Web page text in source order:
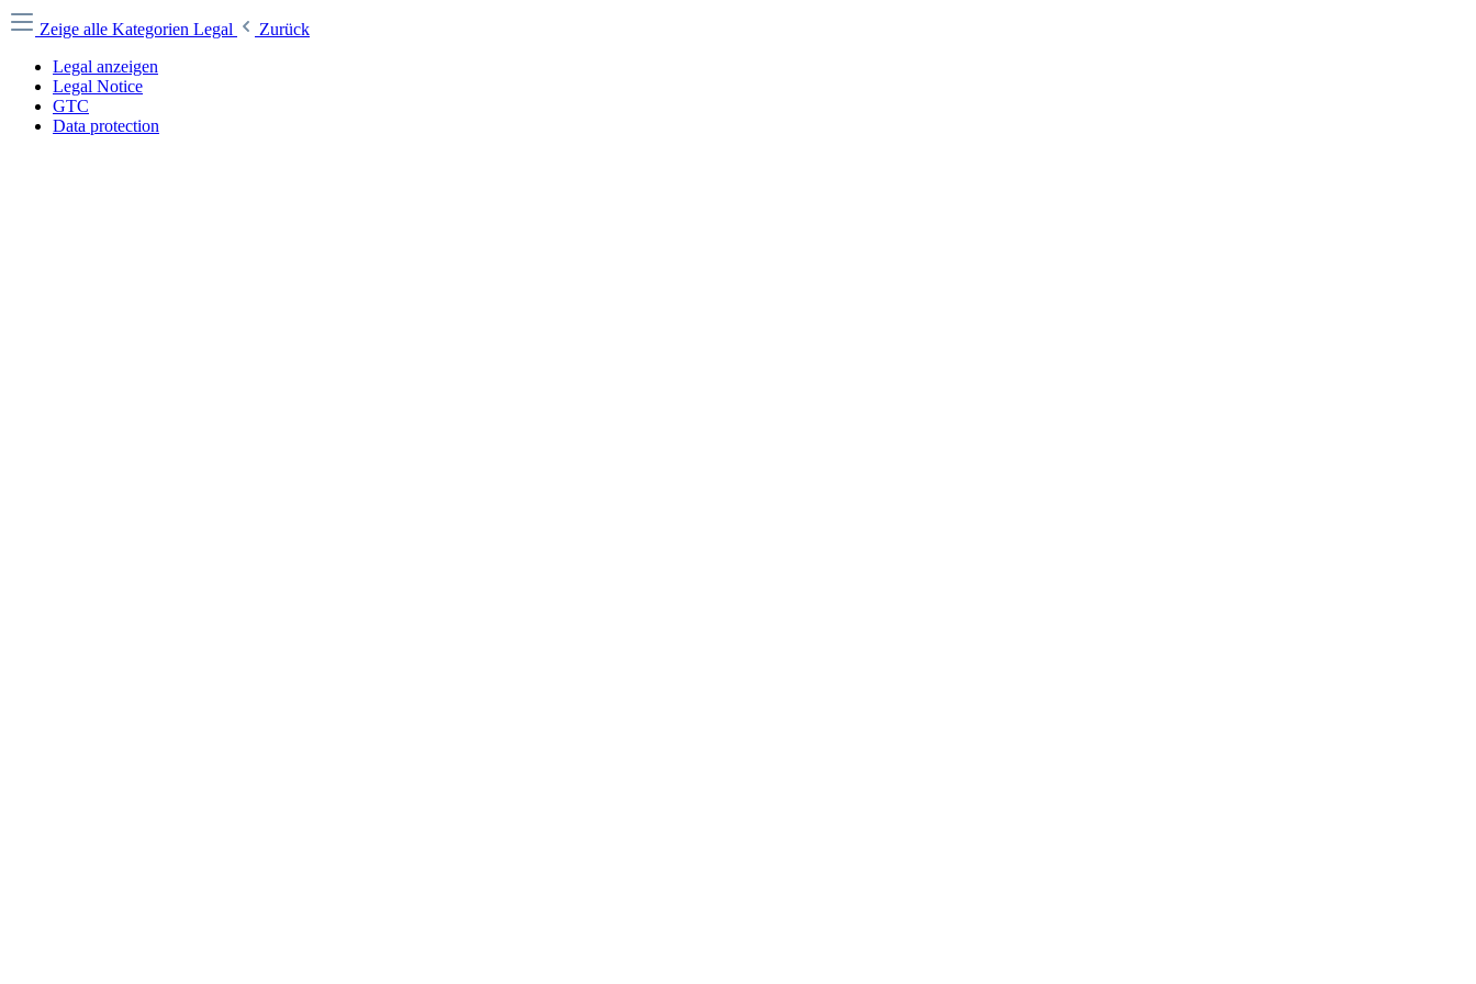
Zeige alle Kategorien Legal
Zurück
Legal anzeigen
Legal Notice
GTC
Data protection